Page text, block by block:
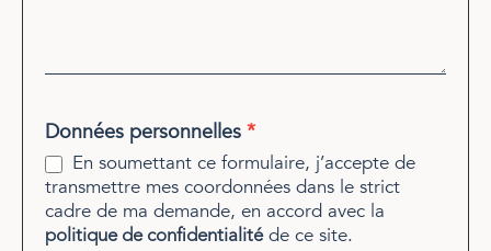
Données personnelles *
En soumettant ce formulaire, j’accepte de
transmettre mes coordonnées dans le strict
cadre de ma demande, en accord avec la
politique de confidentialitéde ce site.